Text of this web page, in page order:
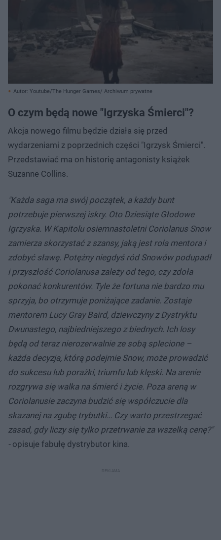
Autor: Youtube/The Hunger Games/ Archiwum prywatne
O czym będą nowe "Igrzyska Śmierci"?
Akcja nowego filmu będzie działa się przed
wydarzeniami z poprzednich części "Igrzysk Śmierci".
Przedstawiać ma on historię antagonisty książek
Suzanne Collins.
"Każda saga ma swój początek, a każdy bunt
potrzebuje pierwszej iskry. Oto Dziesiąte Głodowe
Igrzyska. W Kapitolu osiemnastoletni Coriolanus Snow
zamierza skorzystać z szansy, jaką jest rola mentora i
zdobyć sławę. Potężny niegdyś ród Snowów podupadł
i przyszłość Coriolanusa zależy od tego, czy zdoła
pokonać konkurentów. Tyle że fortuna nie bardzo mu
sprzyja, bo otrzymuje poniżające zadanie. Zostaje
mentorem Lucy Gray Baird, dziewczyny z Dystryktu
Dwunastego, najbiedniejszego z biednych. Ich losy
będą od teraz nierozerwalnie ze sobą splecione –
każda decyzja, którą podejmie Snow, może prowadzić
do sukcesu lub porażki, triumfu lub klęski. Na arenie
rozgrywa się walka na śmierć i życie. Poza areną w
Coriolanusie zaczyna budzić się współczucie dla
skazanej na zgubę trybutki… Czy warto przestrzegać
zasad, gdy liczy się tylko przetrwanie za wszelką cenę?"
- opisuje fabułę dystrybutor kina.